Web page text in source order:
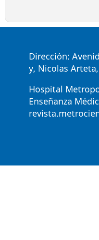
Dirección:
y, Nicolas
Hospital
Enseñanza